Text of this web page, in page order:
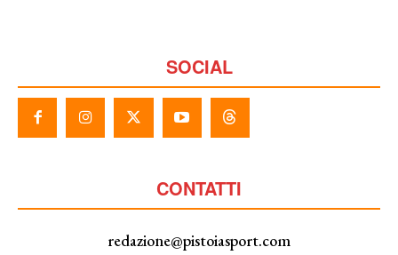
SOCIAL
CONTATTI
redazione@pistoiasport.com